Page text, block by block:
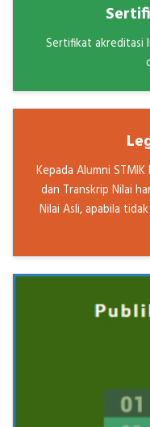
Sertifikat akreditasi
Kepada Alumni
dan Transkrip Nilai
Nilai Asli, apabila